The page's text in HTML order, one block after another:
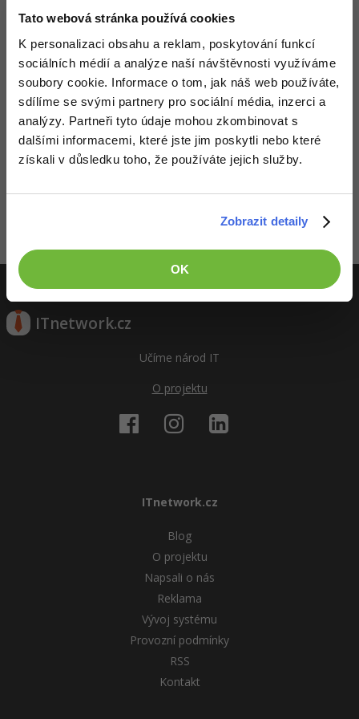
Tato webová stránka používá cookies
K personalizaci obsahu a reklam, poskytování funkcí
sociálních médií a analýze naší návštěvnosti využíváme
soubory cookie. Informace o tom, jak náš web používáte,
sdílíme se svými partnery pro sociální média, inzerci a
analýzy. Partneři tyto údaje mohou zkombinovat s
dalšími informacemi, které jste jim poskytli nebo které
získali v důsledku toho, že používáte jejich služby.
Zobrazit detaily
OK
WordPress specialista
SEO specialista
-41%
Umělá inteligence (AI) -10%
Pro děti
Více
Windows
Linux
Sítě
Ostatní
Fórum
Děláme co je v našich silách, aby byly zdejší diskuze co
registrovaní členové. Pro zapojení do diskuze sepřihlas.
zaregistruj se , je to zdarma.
ITnetwork.cz
Učíme národ IT
O projektu
ITnetwork.cz
Blog
O projektu
Napsali o nás
Reklama
Vývoj systému
Provozní podmínky
RSS
Kontakt